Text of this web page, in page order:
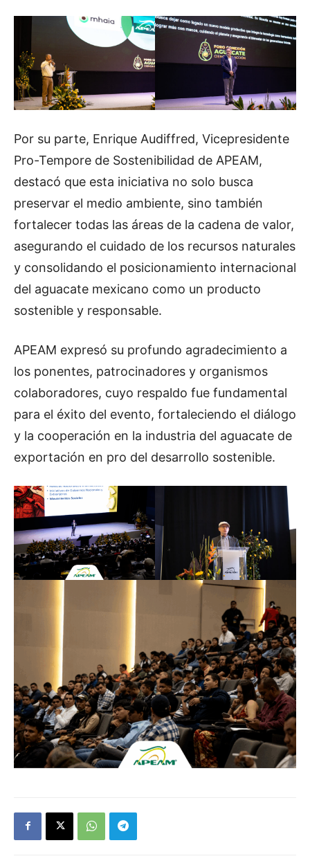
Por su parte, Enrique Audiffred, Vicepresidente
Pro-Tempore de Sostenibilidad de APEAM,
destacó que esta iniciativa no solo busca
preservar el medio ambiente, sino también
fortalecer todas las áreas de la cadena de valor,
asegurando el cuidado de los recursos naturales
y consolidando el posicionamiento internacional
del aguacate mexicano como un producto
sostenible y responsable.
APEAM expresó su profundo agradecimiento a
los ponentes, patrocinadores y organismos
colaboradores, cuyo respaldo fue fundamental
para el éxito del evento, fortaleciendo el diálogo
y la cooperación en la industria del aguacate de
exportación en pro del desarrollo sostenible.